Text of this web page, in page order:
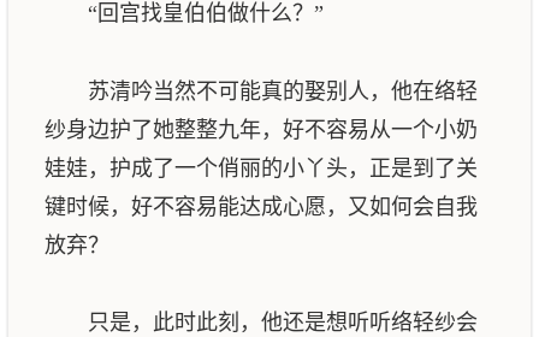
“回宫找皇伯伯做什么？”
苏清吟当然不可能真的娶别人，他在络轻
纱身边护了她整整九年，好不容易从一个小奶
娃娃，护成了一个俏丽的小丫头，正是到了关
键时候，好不容易能达成心愿，又如何会自我
放弃？
只是，此时此刻，他还是想听听络轻纱会